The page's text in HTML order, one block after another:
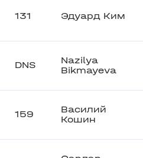
131 Эдуард Ким
DNS
Nazilya
Bikmayeva
159
Василий
Кошин